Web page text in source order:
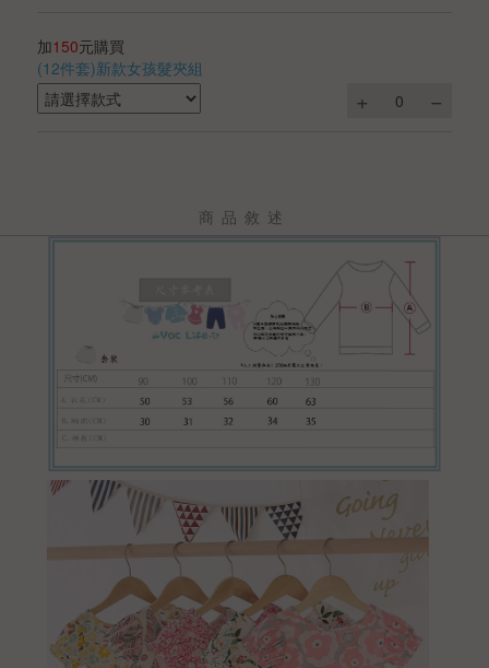
加150元購買
(12件套)新款女孩髮夾組
商品敘述